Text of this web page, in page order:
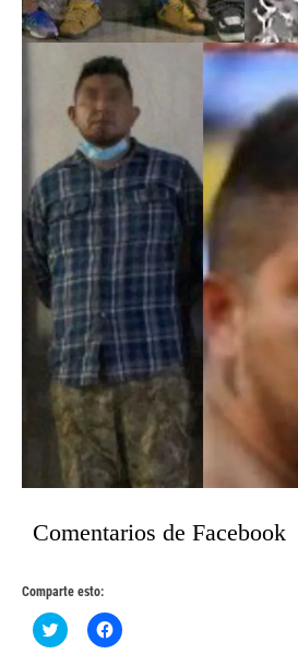
Comentarios de Facebook
Comparte esto:
Haz
clic
Haz
clic